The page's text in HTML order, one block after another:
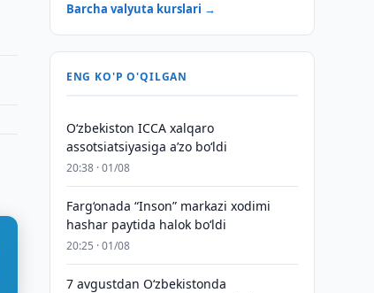
Barcha valyuta kurslari →
ENG KO'P O'QILGAN
O‘zbekiston ICCA xalqaro
assotsiatsiyasiga aʼzo bo‘ldi
20:38 · 01/08
Farg‘onada “Inson” markazi xodimi
hashar paytida halok bo‘ldi
20:25 · 01/08
7 avgustdan O‘zbekistonda